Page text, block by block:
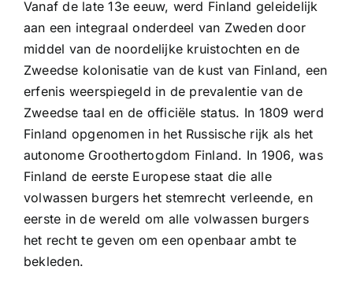
Vanaf de late 13e eeuw, werd Finland geleidelijk
aan een integraal onderdeel van Zweden door
middel van de noordelijke kruistochten en de
Zweedse kolonisatie van de kust van Finland, een
erfenis weerspiegeld in de prevalentie van de
Zweedse taal en de officiële status. In 1809 werd
Finland opgenomen in het Russische rijk als het
autonome Groothertogdom Finland. In 1906, was
Finland de eerste Europese staat die alle
volwassen burgers het stemrecht verleende, en
eerste in de wereld om alle volwassen burgers
het recht te geven om een openbaar ambt te
bekleden.